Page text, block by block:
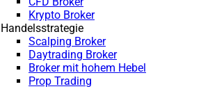
Krypto Broker
Handelsstrategie
Scalping Broker
Daytrading Broker
Broker mit hohem Hebel
Prop Trading